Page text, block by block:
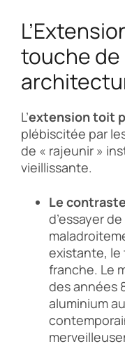
touche
L’extension toit
plébiscitée par
de « rajeunir »
vieillissante.
Le
d’essayer
existante, le
franche. Le
des années
aluminium